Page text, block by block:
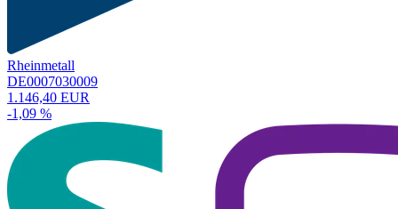
Rheinmetall
DE0007030009
1.146,40 EUR
-1,09 %